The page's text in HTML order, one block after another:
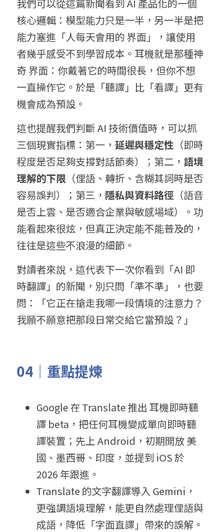
我們可以從這篇新聞看到 AI 產品化的一個
核心邏輯：模型能力只是一半，另一半是把
能力塞進「人每天會用的 界面」，讓使用
者幾乎感受不到學習成本。耳機就是那種神
奇 界面：你戴著它的時間很長，但你不想
一直操作它。於是「聽譯」比「看譯」更有
機會成為預設。
這也提醒我們判斷 AI 技術價值時，可以抓
三個現實指標：第一， 延遲與穩定性 （即時
程度是否足夠支撐對話節奏）；第二， 語境
理解的下限 （俚語、轉折、含糊其詞時是否
容易誤判）；第三， 隱私與資料路徑 （語音
是否上雲、是否適合企業與敏感場域）。功
能看起來很炫，但真正決定能不能普及的，
往往是這些不浪漫的細節。
對讀者來說，這代表下一次你看到「AI 即
時翻譯」的新聞，別只問「準不準」，也要
問：「它正在搶走我哪一段情境的注意力？
我願不願意把那段日常交給它當預設？」
04｜重點提煉
Google 在 Translate 推出 耳機即時聽
譯 beta，把任何耳機變成單向即時聽
譯裝置；先上 Android，初期開放 美
國、墨西哥、印度，並提到 iOS 於
2026 年跟進。
Translate 的文字翻譯導入 Gemini，
更強調語境理解，能更自然處理俚語與
成語，降低「字面直譯」帶來的誤解。